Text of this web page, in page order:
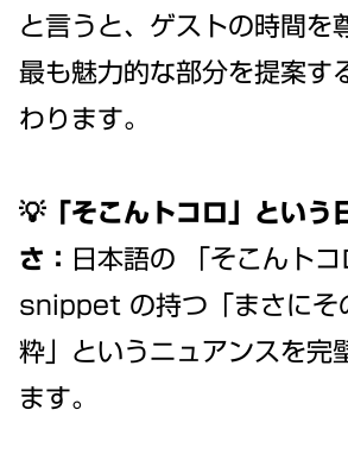
と言うと、ゲストの時間を
最も魅力的な部分を提案す
わります。
💡「そこんトコロ」という
さ：
日本語の 「そこんトコ
snippet の持つ「まさにそ
粋」というニュアンスを完
ます。